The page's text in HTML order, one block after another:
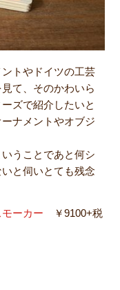
トやドイツの工芸
て、そのかわいら
ズで紹介したいと
ナメントやオブジ
うことであと何シ
と伺いとても残念
モーカー
￥9100+税